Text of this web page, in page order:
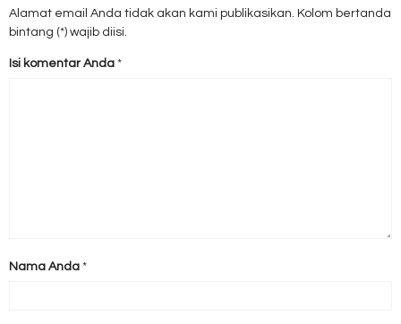
Alamat email Anda tidak akan kami publikasikan. Kolom bertanda
bintang (*) wajib diisi.
Isi komentar Anda *
Nama Anda *